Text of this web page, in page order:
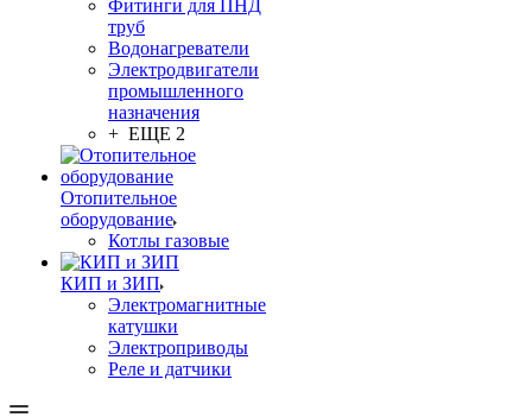
Фитинги для ПНД
труб
Водонагреватели
Электродвигатели
промышленного
назначения
+ ЕЩЕ 2
Отопительное
оборудование
Котлы газовые
КИП и ЗИП
Электромагнитные
катушки
Электроприводы
Реле и датчики